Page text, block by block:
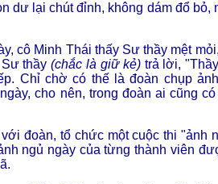
dư lại chút đỉnh, không dám đổ bỏ,
cô Minh Thái thấy Sư thầy mệt
Sư thầy(chắc là giữ kẻ)trả lời,
Chỉ chờ có thế là đoàn chụp
cho nên, trong đoàn ai cũng có
đoàn, tổ chức một cuộc thi "ảnh
ngủ ngày của từng thành viên